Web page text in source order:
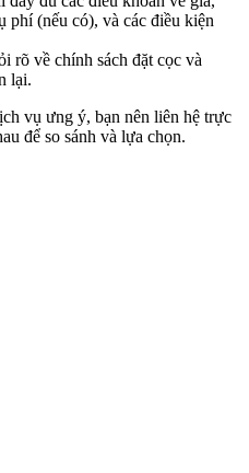
phí (nếu có), và các điều kiện
rõ về chính sách đặt cọc và
lại.
vụ ưng ý, bạn nên liên hệ trực
để so sánh và lựa chọn.